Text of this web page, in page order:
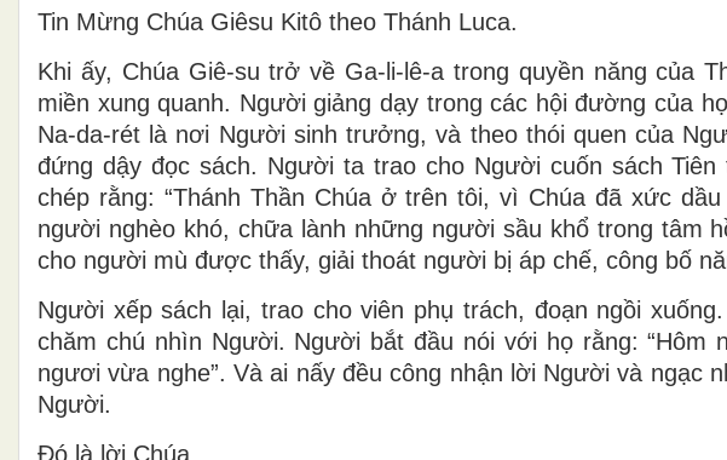
Tin Mừng Chúa Giêsu Kitô theo Thánh Luca.
Khi ấy, Chúa Giê-su trở về Ga-li-lê-a trong quyền năng của
miền xung quanh. Người giảng dạy trong các hội đường của
Na-da-rét là nơi Người sinh trưởng, và theo thói quen của
đứng dậy đọc sách. Người ta trao cho Người cuốn sách
chép rằng: “Thánh Thần Chúa ở trên tôi, vì Chúa đã xức
người nghèo khó, chữa lành những người sầu khổ trong tâm
cho người mù được thấy, giải thoát người bị áp chế, công bố
Người xếp sách lại, trao cho viên phụ trách, đoạn ngồi
chăm chú nhìn Người. Người bắt đầu nói với họ rằng: “Hôm
ngươi vừa nghe”. Và ai nấy đều công nhận lời Người và ngạc
Người.
Ðó là lời Chúa.